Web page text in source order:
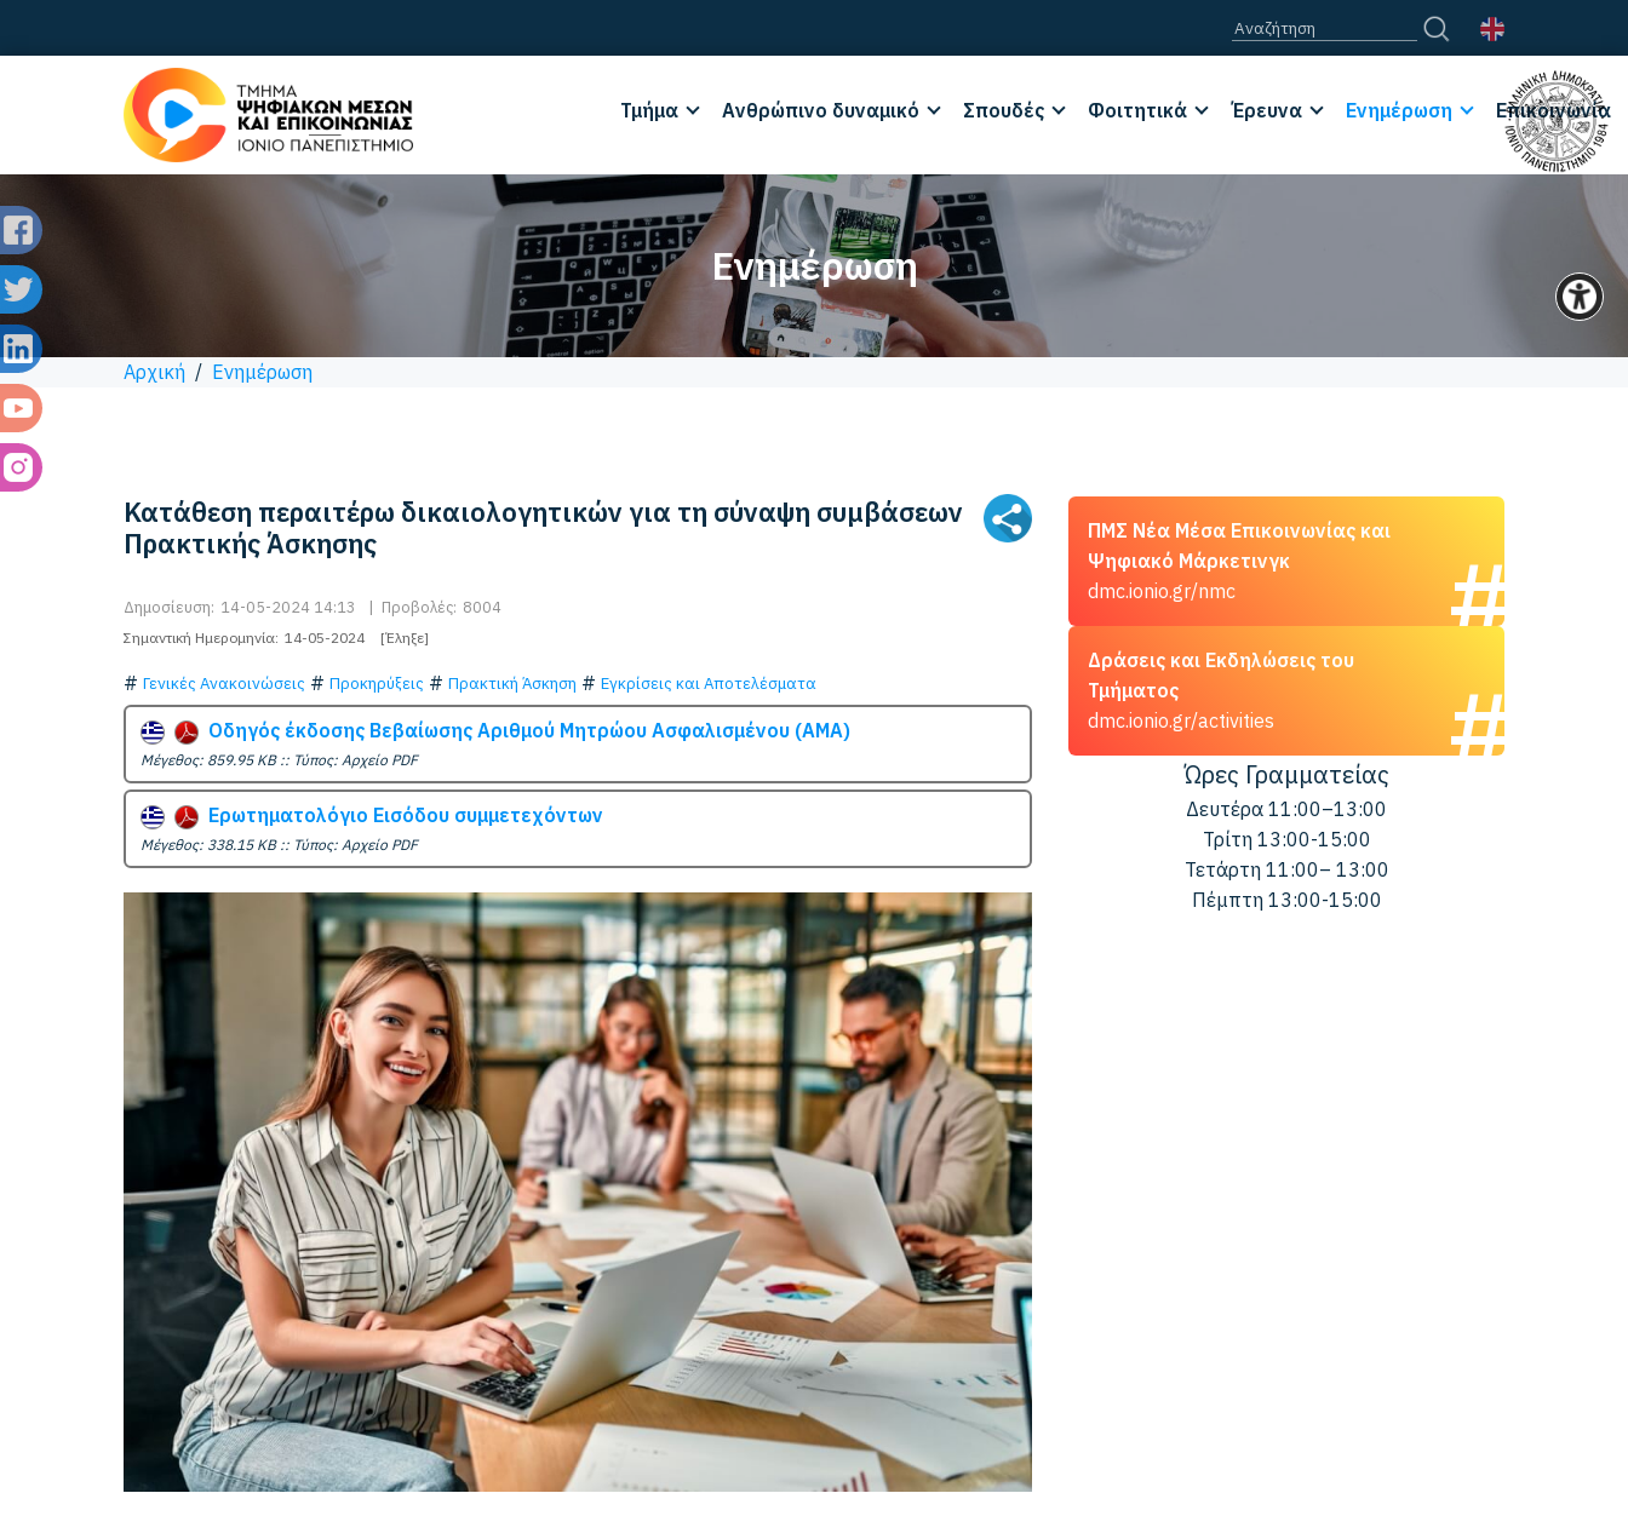
Τμήμα Ανθρώπινο δυναμικό Σπουδές Φοιτητικά Έρευνα Ενημέρωση Επικοινωνία
Ενημέρωση
Αρχική / Ενημέρωση
Κατάθεση περαιτέρω δικαιολογητικών για τη σύναψη συμβάσεων
Πρακτικής Άσκησης
Δημοσίευση: 14-05-2024 14:13 | Προβολές: 8004
Σημαντική Ημερομηνία: 14-05-2024 [Έληξε]
Γενικές Ανακοινώσεις Προκηρύξεις Πρακτική Άσκηση Εγκρίσεις και Αποτελέσματα
Οδηγός έκδοσης Βεβαίωσης Αριθμού Μητρώου Ασφαλισμένου (ΑΜΑ)
Mέγεθος: 859.95 KB :: Τύπος: Αρχείο PDF
Ερωτηματολόγιο Εισόδου συμμετεχόντων
Mέγεθος: 338.15 KB :: Τύπος: Αρχείο PDF
ΠΜΣ Νέα Μέσα Επικοινωνίας και
Ψηφιακό Μάρκετινγκ
dmc.ionio.gr/nmc
Δράσεις και Εκδηλώσεις του
Τμήματος
dmc.ionio.gr/activities
Ώρες Γραμματείας
Δευτέρα 11:00–13:00
Τρίτη 13:00-15:00
Τετάρτη 11:00– 13:00
Πέμπτη 13:00-15:00